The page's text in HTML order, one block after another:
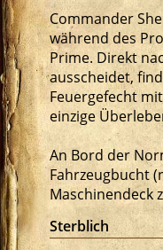
Commander
während des
Prime. Direkt
ausscheidet,
Feuergefecht
einzige
An Bord der
Fahrzeugbucht
Maschinendeck
Sterblich